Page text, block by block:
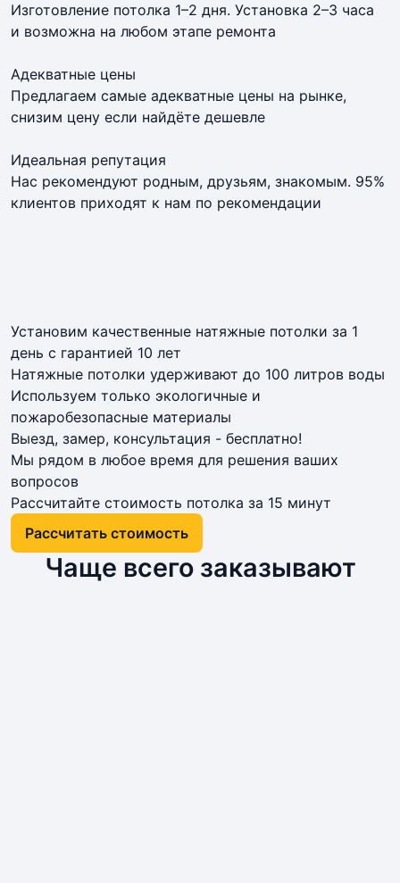
Изготовление потолка 1–2 дня. Установка 2–3 часа
и возможна на любом этапе ремонта
Адекватные цены
Предлагаем самые адекватные цены на рынке,
снизим цену если найдёте дешевле
Идеальная репутация
Нас рекомендуют родным, друзьям, знакомым. 95%
клиентов приходят к нам по рекомендации
Установим качественные натяжные потолки за 1
день с гарантией 10 лет
Натяжные потолки удерживают до 100 литров воды
Используем только экологичные и
пожаробезопасные материалы
Выезд, замер, консультация - бесплатно!
Мы рядом в любое время для решения ваших
вопросов
Рассчитайте стоимость потолка за 15 минут
Расcчитать стоимость
Чаще всего заказывают